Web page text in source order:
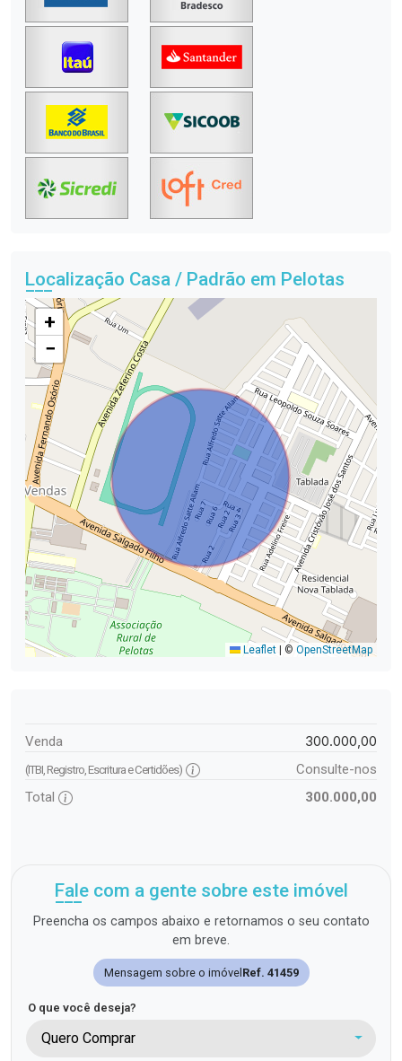
Localização Casa / Padrão em Pelotas
+
−
Leaflet | © OpenStreetMap
Venda 300.000,00
(ITBI, Registro, Escritura e Certidões)
Consulte-nos
Total
300.000,00
Fale com a gente sobre este imóvel
Preencha os campos abaixo e retornamos o seu contato
em breve.
Mensagem sobre o imóvelRef. 41459
O que você deseja?
Quero Comprar